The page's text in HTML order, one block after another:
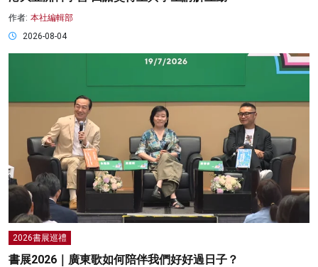
作者: 本社編輯部
2026-08-04
2026書展巡禮
書展2026｜廣東歌如何陪伴我們好好過日子？